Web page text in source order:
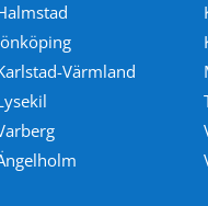
Värmland